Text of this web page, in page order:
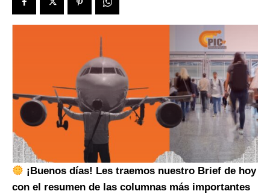
¡Buenos días! Les traemos nuestro Brief de hoy
con el resumen de las columnas más importantes